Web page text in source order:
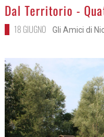
>
Dal Territorio -
18 GIUGNO Gli Amici di